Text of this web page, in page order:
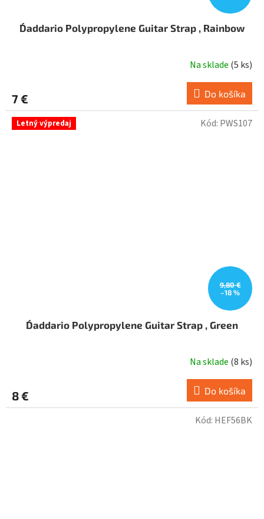
D´addario Polypropylene Guitar Strap , Rainbow
Na sklade (5 ks)
7 € Do košíka
Letný výpredaj
9,80 €
–18 %
D´addario Polypropylene Guitar Strap , Green
Na sklade (8 ks)
8 € Do košíka
Kód: PWS107
Kód: HEF56BK